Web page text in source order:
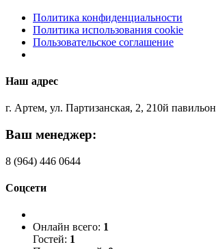
Политика конфиденциальности
Политика использования cookie
Пользовательское соглашение
Наш адрес
г. Артем, ул. Партизанская, 2, 210й павильон
Ваш менеджер:
8 (964) 446 0644
Соцсети
Онлайн всего: 1
Гостей: 1